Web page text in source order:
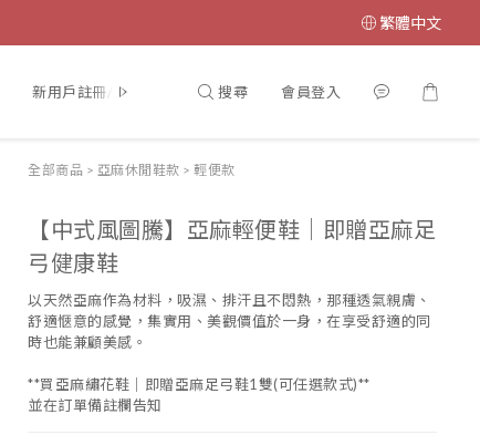
繁體中文
新用戶註冊/會員登入 搜尋 會員登入
全部商品 > 亞麻休閒鞋款 > 輕便款
【中式風圖騰】亞麻輕便鞋│即贈亞麻足
弓健康鞋
以天然亞麻作為材料，吸濕、排汗且不悶熱，那種透氣親膚、
舒適愜意的感覺，集實用、美觀價值於一身，在享受舒適的同
時也能兼顧美感。
**買亞麻繡花鞋｜即贈亞麻足弓鞋1雙(可任選款式)**
並在訂單備註欄告知